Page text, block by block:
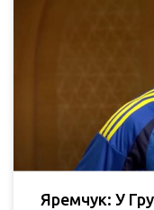
Яремчук: У